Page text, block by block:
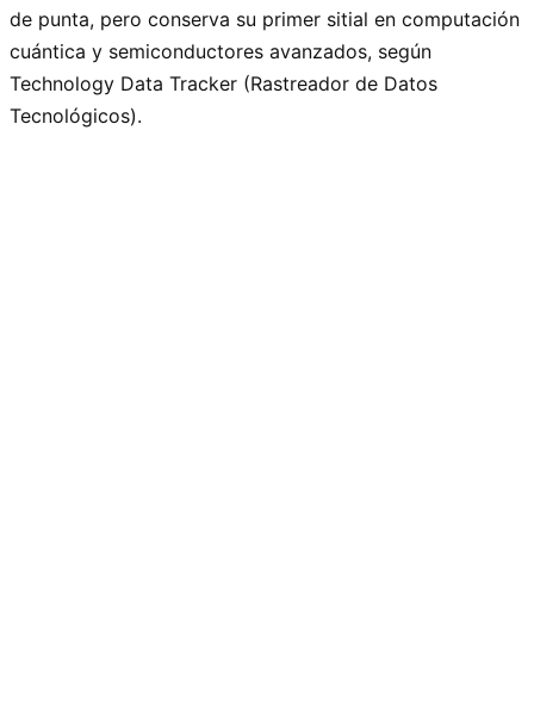
de punta, pero conserva su primer sitial en computación
cuántica y semiconductores avanzados, según
Technology Data Tracker (Rastreador de Datos
Tecnológicos).